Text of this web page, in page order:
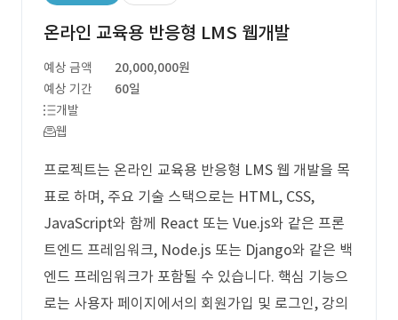
온라인 교육용 반응형 LMS 웹개발
예상 금액
20,000,000원
예상 기간
60일
개발
웹
프로젝트는 온라인 교육용 반응형 LMS 웹 개발을 목
표로 하며, 주요 기술 스택으로는 HTML, CSS,
JavaScript와 함께 React 또는 Vue.js와 같은 프론
트엔드 프레임워크, Node.js 또는 Django와 같은 백
엔드 프레임워크가 포함될 수 있습니다. 핵심 기능으
로는 사용자 페이지에서의 회원가입 및 로그인, 강의